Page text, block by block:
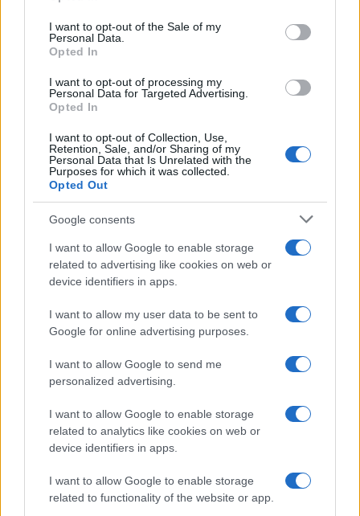
use your data for below specified purposes in below Google
consent section.
I want to opt-out of the Sale of my
Personal Data.
Opted In
I want to opt-out of processing my
Personal Data for Targeted Advertising.
Opted In
I want to opt-out of Collection, Use,
Retention, Sale, and/or Sharing of my
Personal Data that Is Unrelated with the
Purposes for which it was collected.
Opted Out
Google consents
I want to allow Google to enable storage
related to advertising like cookies on web or
device identifiers in apps.
I want to allow my user data to be sent to
Google for online advertising purposes.
I want to allow Google to send me
personalized advertising.
I want to allow Google to enable storage
related to analytics like cookies on web or
device identifiers in apps.
I want to allow Google to enable storage
related to functionality of the website or app.